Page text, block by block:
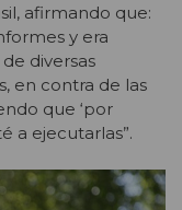
afirmando que:
y era
diversas
en contra de las
que ‘por
a ejecutarlas”.